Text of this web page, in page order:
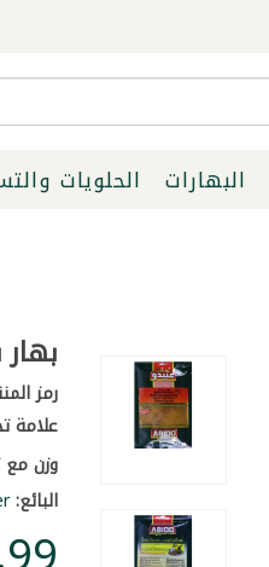
البهارات الحلويات
بهار
رمز
علامة
وزن
البائع: